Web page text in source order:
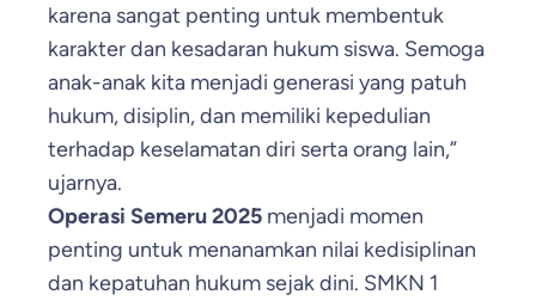
karena sangat penting untuk membentuk
karakter dan kesadaran hukum siswa. Semoga
anak-anak kita menjadi generasi yang patuh
hukum, disiplin, dan memiliki kepedulian
terhadap keselamatan diri serta orang lain,”
ujarnya.
Operasi Semeru 2025 menjadi momen
penting untuk menanamkan nilai kedisiplinan
dan kepatuhan hukum sejak dini. SMKN 1